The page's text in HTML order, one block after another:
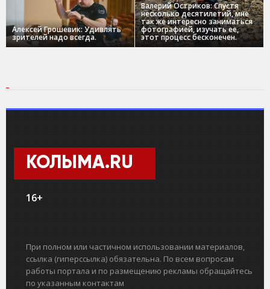
Алексей Грошевик: Удивлять
зрителей надо всегда.
Валерий Остриков: Спустя
несколько десятилетий, мне
так же интересно заниматься
фотографией, изучать ее,
этот процесс бесконечен.
КОЛЫМА.RU
16+
При полном или частичном использовании материалов,
ссылка (гиперссылка) обязательна. По всем вопросам
работы портала и по размещению рекламы обращайтесь
по указанным контактам